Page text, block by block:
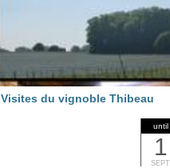
until
1
SEPT
Visites du vignoble Thibeau